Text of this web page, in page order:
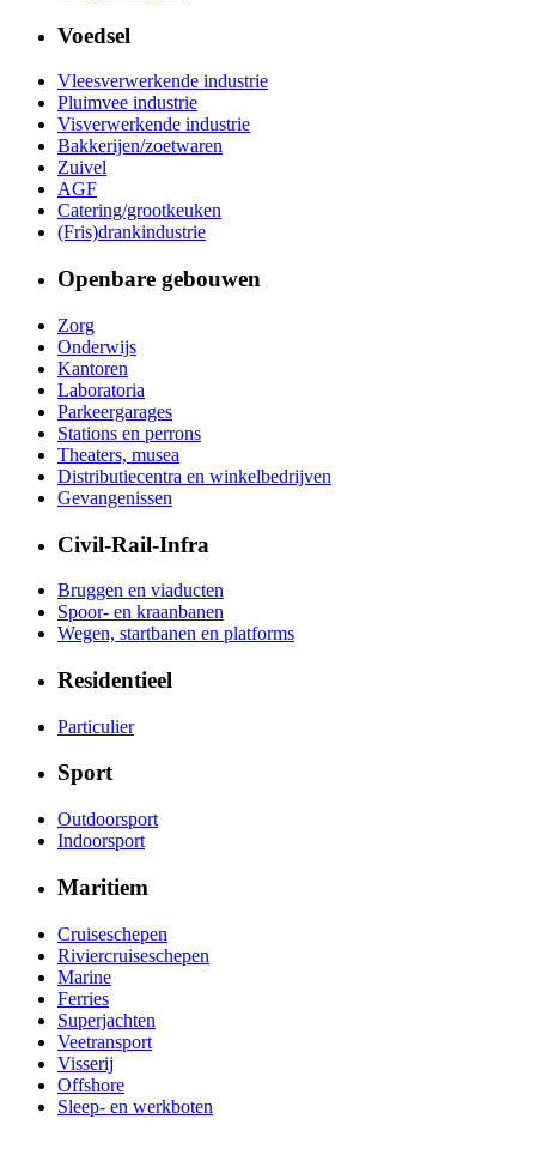
Voedsel
Vleesverwerkende industrie
Pluimvee industrie
Visverwerkende industrie
Bakkerijen/zoetwaren
Zuivel
AGF
Catering/grootkeuken
(Fris)drankindustrie
Openbare gebouwen
Zorg
Onderwijs
Kantoren
Laboratoria
Parkeergarages
Stations en perrons
Theaters, musea
Distributiecentra en winkelbedrijven
Gevangenissen
Civil-Rail-Infra
Bruggen en viaducten
Spoor- en kraanbanen
Wegen, startbanen en platforms
Residentieel
Particulier
Sport
Outdoorsport
Indoorsport
Maritiem
Cruiseschepen
Riviercruiseschepen
Marine
Ferries
Superjachten
Veetransport
Visserij
Offshore
Sleep- en werkboten